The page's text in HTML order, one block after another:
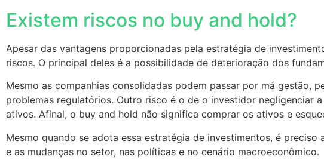
Existem riscos no buy and hold?
Apesar das vantagens proporcionadas pela estratégia de
riscos. O principal deles é a possibilidade de deterioração dos
Mesmo as companhias consolidadas podem passar por má gestão,
problemas regulatórios. Outro risco é o de o investidor negligenciar
ativos. Afinal, o buy and hold não significa comprar os ativos e
Mesmo quando se adota essa estratégia de investimentos, é preciso
e as mudanças no setor, nas políticas e no cenário macroeconômico.